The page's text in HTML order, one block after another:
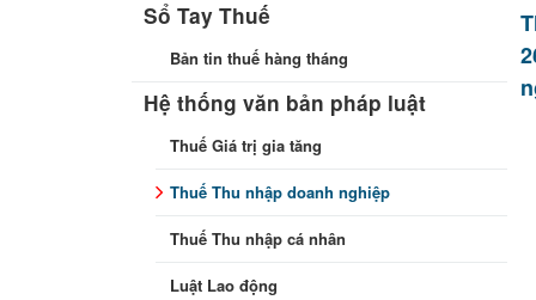
Sổ Tay Thuế
Bản tin thuế hàng tháng
Hệ thống văn bản pháp luật
Thuế Giá trị gia tăng
Thuế Thu nhập doanh nghiệp
Thuế Thu nhập cá nhân
Luật Lao động